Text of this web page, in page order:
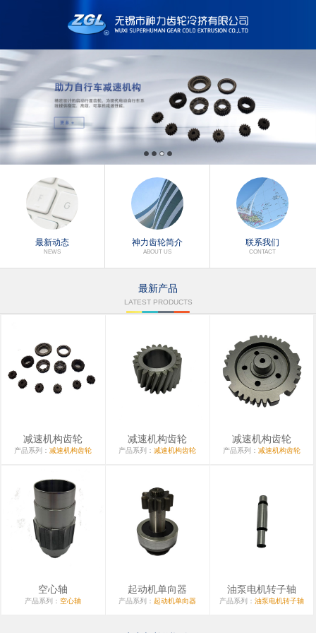
最新动态
NEWS
神力齿轮简介
ABOUT US
联系我们
CONTACT
最新产品
LATEST PRODUCTS
减速机构齿轮
产品系列：减速机构齿轮
减速机构齿轮
产品系列：减速机构齿轮
减速机构齿轮
产品系列：减速机构齿轮
空心轴
产品系列： 空心轴
起动机单向器
产品系列：起动机单向器
油泵电机转子轴
产品系列：油泵电机转子轴